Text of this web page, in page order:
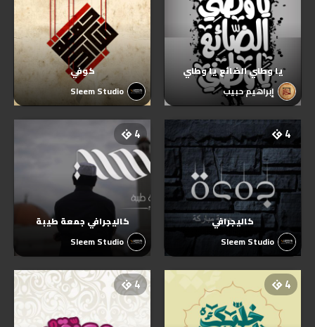
يا وطني الضائع يا وطني
إبراهيم حبيب
كوفي
Sleem Studio
4
كاليجرافي
Sleem Studio
4
كاليجرافي جمعة طيبة
Sleem Studio
4
4